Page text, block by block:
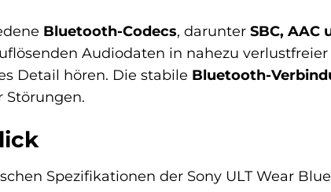
Bluetooth-Codecs, darunter SBC, AAC
Audiodaten in nahezu
Detail hören. Die stabile Bluetooth-
Störungen.
Spezifikationen der Sony ULT Wear